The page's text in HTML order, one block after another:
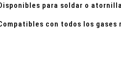
para soldar o
con todos los